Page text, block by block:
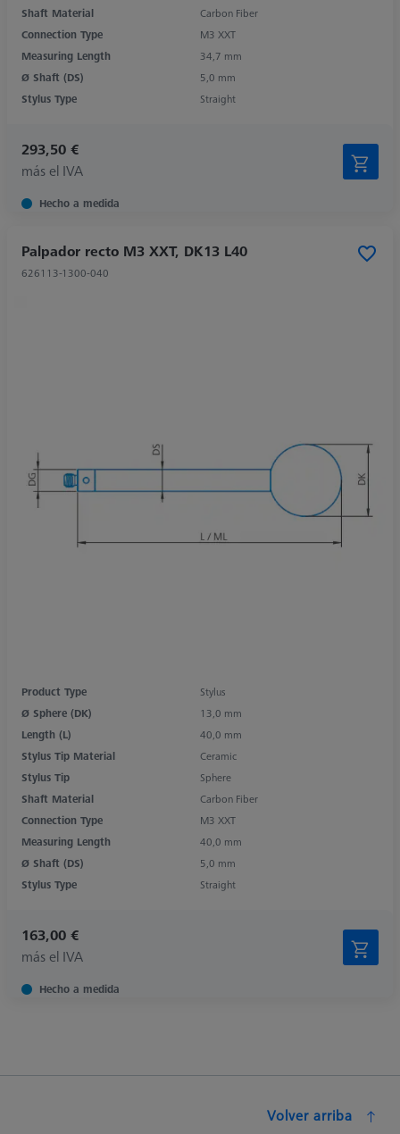
Shaft Material
Carbon Fiber
Connection Type
M3 XXT
Measuring Length
34,7 mm
Ø Shaft (DS)
5,0 mm
Stylus Type
Straight
293,50 €
más el IVA
Hecho a medida
Palpador recto M3 XXT, DK13 L40
626113-1300-040
Product Type
Stylus
Ø Sphere (DK)
13,0 mm
Length (L)
40,0 mm
Stylus Tip Material
Ceramic
Stylus Tip
Sphere
Shaft Material
Carbon Fiber
Connection Type
M3 XXT
Measuring Length
40,0 mm
Ø Shaft (DS)
5,0 mm
Stylus Type
Straight
163,00 €
más el IVA
Hecho a medida
Volver arriba